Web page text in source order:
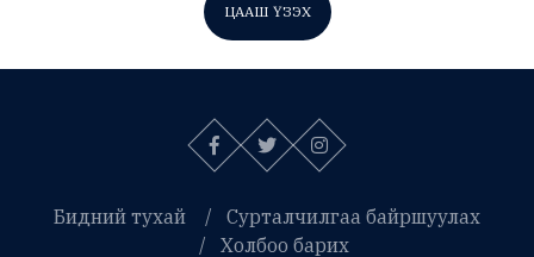
ЦААШ ҮЗЭХ
Бидний тухай
Сурталчилгаа байршуулах
Холбоо барих